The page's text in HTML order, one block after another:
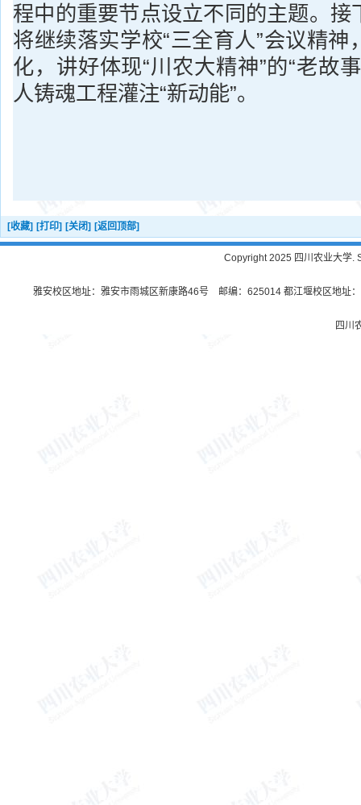
程中的重要节点设立不同的主题。接
将继续落实学校“三全育人”会议精神
化，讲好体现“川农大精神”的“老故
人铸魂工程灌注“新动能”。
[收藏] [打印] [关闭] [返回顶部]
Copyright 2025 四川农业大学.
雅安校区地址：雅安市雨城区新康路46号 邮编：625014 都江堰校区地址
四川